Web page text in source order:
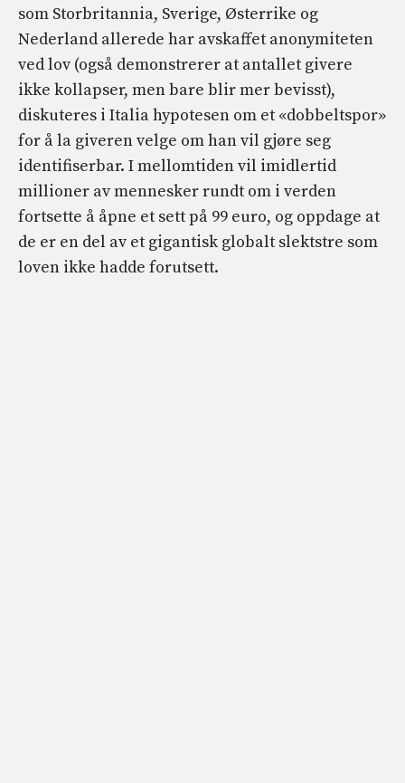
som Storbritannia, Sverige, Østerrike og
Nederland allerede har avskaffet anonymiteten
ved lov (også demonstrerer at antallet givere
ikke kollapser, men bare blir mer bevisst),
diskuteres i Italia hypotesen om et «dobbeltspor»
for å la giveren velge om han vil gjøre seg
identifiserbar. I mellomtiden vil imidlertid
millioner av mennesker rundt om i verden
fortsette å åpne et sett på 99 euro, og oppdage at
de er en del av et gigantisk globalt slektstre som
loven ikke hadde forutsett.